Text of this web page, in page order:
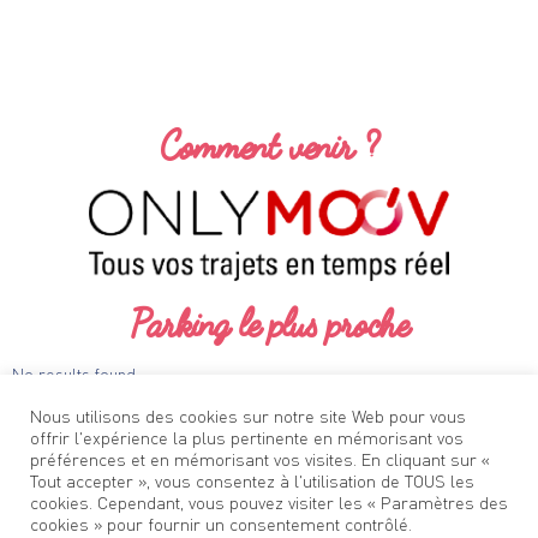
Comment venir ?
Parking le plus proche
No results found.
Nous utilisons des cookies sur notre site Web pour vous
offrir l'expérience la plus pertinente en mémorisant vos
préférences et en mémorisant vos visites. En cliquant sur «
Tout accepter », vous consentez à l'utilisation de TOUS les
cookies. Cependant, vous pouvez visiter les « Paramètres des
cookies » pour fournir un consentement contrôlé.